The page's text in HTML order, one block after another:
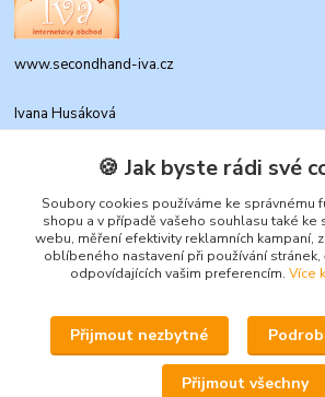
www.secondhand-iva.cz
Ivana Husáková
+420 315 695 684
(Po-Pá, 9-17 hod.)
info@secondhand-iva.cz
Upravit sběr cookies.
🍪 Jak byste rádi své
Soubory cookies používáme ke správnému
shopu a v případě vašeho souhlasu také ke
webu, měření efektivity reklamních kampaní,
oblíbeného nastavení při používání stránek,
odpovídajících vašim preferencím. Více
Přijmout nezbytné
Přijmout všechny